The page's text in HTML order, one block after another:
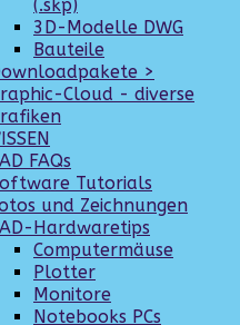
(.skp)
3D-Modelle DWG
Bauteile
>
Cloud - diverse
FAQs
Tutorials
und Zeichnungen
Hardwaretips
Computermäuse
Plotter
Monitore
Notebooks PCs